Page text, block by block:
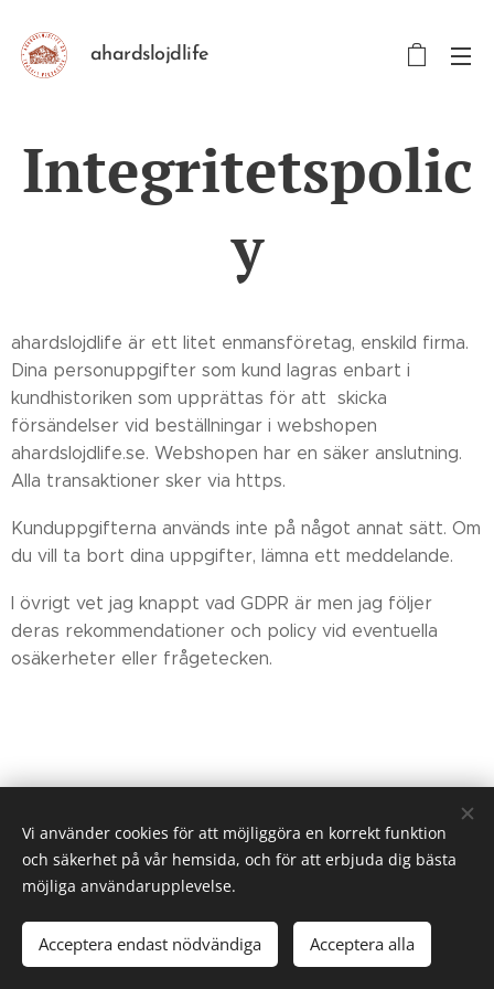
ahardslojdlife
Integritetspolic
y
ahardslojdlife är ett litet enmansföretag, enskild firma.
Dina personuppgifter som kund lagras enbart i
kundhistoriken som upprättas för att skicka
försändelser vid beställningar i webshopen
ahardslojdlife.se. Webshopen har en säker anslutning.
Alla transaktioner sker via https.
Kunduppgifterna används inte på något annat sätt. Om
du vill ta bort dina uppgifter, lämna ett meddelande.
I övrigt vet jag knappt vad GDPR är men jag följer
deras rekommendationer och policy vid eventuella
osäkerheter eller frågetecken.
© 2025 Niklas Karlsson. Kolsvedja backe 25-1. 82793 Ljusdal.
ahardslojdlife@gmail.com070 244 70 83 Cookies
Vi använder cookies för att möjliggöra en korrekt funktion
och säkerhet på vår hemsida, och för att erbjuda dig bästa
möjliga användarupplevelse.
Acceptera endast nödvändiga Acceptera alla